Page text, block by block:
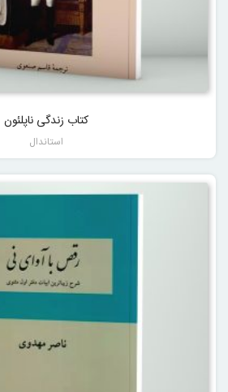
کتاب زندگی ناپلئون
استاندال